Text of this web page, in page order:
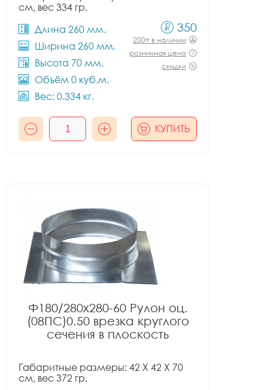
см, вес 334 гр.
Длина 260 мм.
Ширина 260 мм.
Высота 70 мм.
Объём 0 куб.м.
Вес: 0.334 кг.
350
200+ в наличии
розничная цена
скидки
КУПИТЬ
Ф180/280x280-60 Рулон оц.
(08ПС)0.50 врезка круглого
сечения в плоскость
Габаритные размеры: 42 X 42 X 70
см, вес 372 гр.